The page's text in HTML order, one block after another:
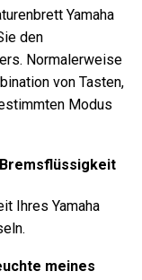
Yamaha
den
Normalerweise
von Tasten,
Modus
Ihres Yamaha
meines